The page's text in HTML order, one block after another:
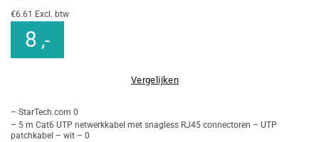
€6.61 Excl. btw
8 ,-
Vergelijken
– StarTech.com 0
– 5 m Cat6 UTP netwerkkabel met snagless RJ45 connectoren – UTP
patchkabel – wit – 0